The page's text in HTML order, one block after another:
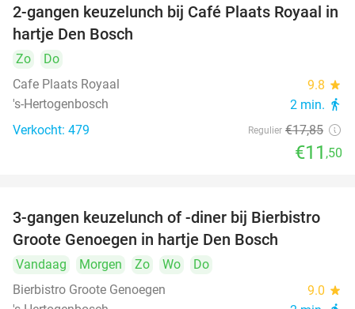
36%
2-gangen keuzelunch bij Café Plaats Royaal in
hartje Den Bosch
Zo
Do
Cafe Plaats Royaal
9.8 star
's-Hertogenbosch 2 min. directions_walk
Verkocht: 479 Regulier €17,85
€11 ,50
41%
3-gangen keuzelunch of -diner bij Bierbistro
Groote Genoegen in hartje Den Bosch
Vandaag Morgen Zo Wo
Do
Bierbistro Groote Genoegen
9.0 star